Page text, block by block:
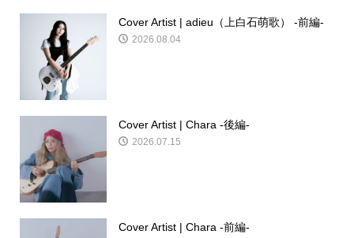
Cover Artist | adieu（上白石萌歌） -前編-
2026.08.04
Cover Artist | Chara -後編-
2026.07.15
Cover Artist | Chara -前編-